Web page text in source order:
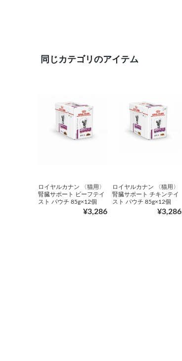
同じカテゴリのアイテム
ロイヤルカナン 〈猫用〉
腎臓サポート ビーフテイ
スト パウチ 85g×12個
¥3,286
ロイヤルカナン 〈猫用〉
腎臓サポート チキンテイ
スト パウチ 85g×12個
¥3,286